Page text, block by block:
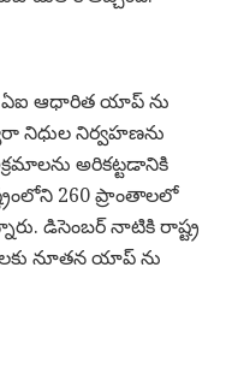
ఏఐ ఆధారిత యాప్ ను
నిధుల నిర్వహణను
అరికట్టడానికి
260 ప్రాంతాలలో
డిసెంబర్ నాటికి రాష్ట్ర
నూతన యాప్ ను